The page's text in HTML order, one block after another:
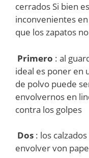
cerrados Si bien
inconvenientes
que los zapatos
Primero : al
ideal es poner en
de polvo puede
envolvernos en
contra los golpes
Dos : los
envolver von